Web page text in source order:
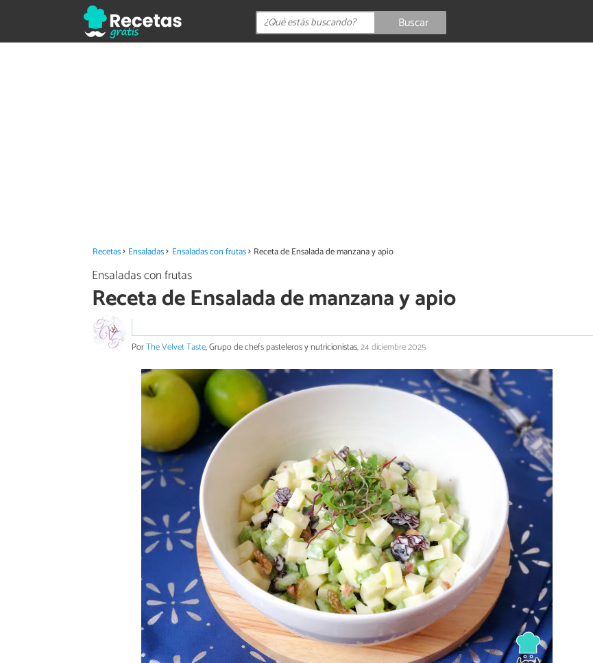
Buscar
Recetas Ensaladas Ensaladas con frutas Receta de Ensalada de manzana y apio
Ensaladas con frutas
Receta de Ensalada de manzana y apio
PorThe Velvet Taste, Grupo de chefs pasteleros y nutricionistas.24 diciembre 2025